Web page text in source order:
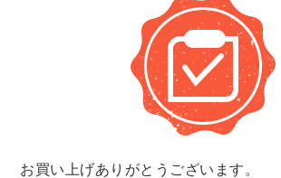
お買い上げありがとうございます。